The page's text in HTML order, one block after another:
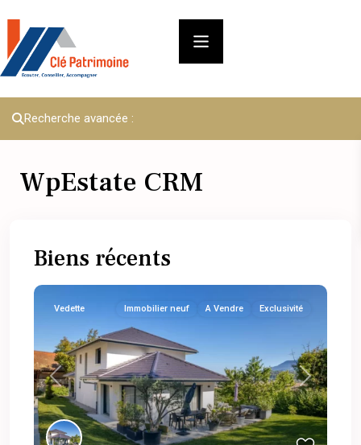
Recherche avancée :
WpEstate CRM
Biens récents
Previous Next
Vedette Immobilier neuf A Vendre Exclusivité